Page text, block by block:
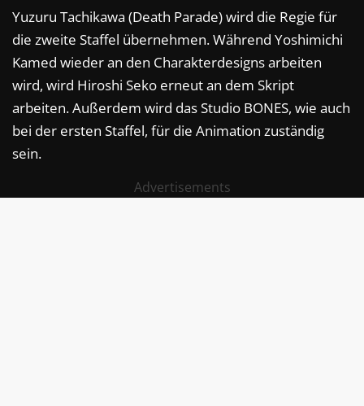
Yuzuru Tachikawa (Death Parade) wird die Regie für
die zweite Staffel übernehmen. Während Yoshimichi
Kamed wieder an den Charakterdesigns arbeiten
wird, wird Hiroshi Seko erneut an dem Skript
arbeiten. Außerdem wird das Studio BONES, wie auch
bei der ersten Staffel, für die Animation zuständig
sein.
Advertisements